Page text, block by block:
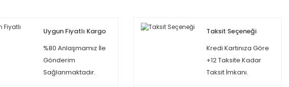
Uygun Fiyatlı Kargo
%80 Anlaşmamız İle
Gönderim
Sağlanmaktadır.
Taksit Seçeneği
Kredi Kartınıza Göre
+12 Taksite Kadar
Taksit İmkanı.